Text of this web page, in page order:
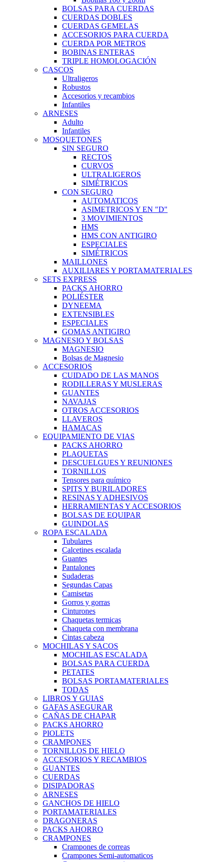
BOLSAS PARA CUERDAS
CUERDAS DOBLES
CUERDAS GEMELAS
ACCESORIOS PARA CUERDA
CUERDA POR METROS
BOBINAS ENTERAS
TRIPLE HOMOLOGACIÓN
CASCOS
Ultraligeros
Robustos
Accesorios y recambios
Infantiles
ARNESES
Adulto
Infantiles
MOSQUETONES
SIN SEGURO
RECTOS
CURVOS
ULTRALIGEROS
SIMÉTRICOS
CON SEGURO
AUTOMATICOS
ASIMETRICOS Y EN "D"
3 MOVIMIENTOS
HMS
HMS CON ANTIGIRO
ESPECIALES
SIMÉTRICOS
MAILLONES
AUXILIARES Y PORTAMATERIALES
SETS EXPRESS
PACKS AHORRO
POLIÉSTER
DYNEEMA
EXTENSIBLES
ESPECIALES
GOMAS ANTIGIRO
MAGNESIO Y BOLSAS
MAGNESIO
Bolsas de Magnesio
ACCESORIOS
CUIDADO DE LAS MANOS
RODILLERAS Y MUSLERAS
GUANTES
NAVAJAS
OTROS ACCESORIOS
LLAVEROS
HAMACAS
EQUIPAMIENTO DE VIAS
PACKS AHORRO
PLAQUETAS
DESCUELGUES Y REUNIONES
TORNILLOS
Tensores para químico
SPITS Y BURILADORES
RESINAS Y ADHESIVOS
HERRAMIENTAS Y ACCESORIOS
BOLSAS DE EQUIPAR
GUINDOLAS
ROPA ESCALADA
Tubulares
Calcetines escalada
Guantes
Pantalones
Sudaderas
Segundas Capas
Camisetas
Gorros y gorras
Cinturones
Chaquetas termicas
Chaqueta con membrana
Cintas cabeza
MOCHILAS Y SACOS
MOCHILAS ESCALADA
BOLSAS PARA CUERDA
PETATES
BOLSAS PORTAMATERIALES
TODAS
LIBROS Y GUIAS
GAFAS ASEGURAR
CAÑAS DE CHAPAR
PACKS AHORRO
PIOLETS
CRAMPONES
TORNILLOS DE HIELO
ACCESORIOS Y RECAMBIOS
GUANTES
CUERDAS
DISIPADORAS
ARNESES
GANCHOS DE HIELO
PORTAMATERIALES
DRAGONERAS
PACKS AHORRO
CRAMPONES
Crampones de correas
Crampones Semi-automaticos